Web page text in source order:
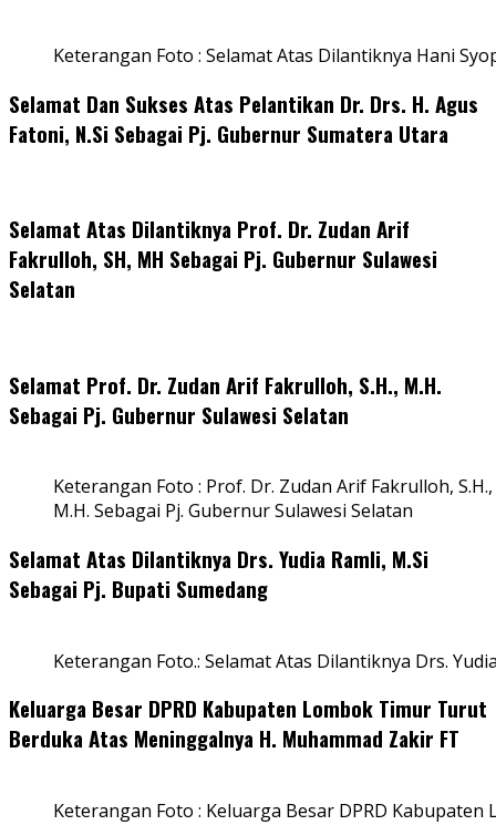
Keterangan Foto : Selamat Atas Dilantiknya Hani
Selamat Dan Sukses Atas Pelantikan Dr. Drs. H. Agus
Fatoni, N.Si Sebagai Pj. Gubernur Sumatera Utara
Selamat Atas Dilantiknya Prof. Dr. Zudan Arif
Fakrulloh, SH, MH Sebagai Pj. Gubernur Sulawesi
Selatan
Selamat Prof. Dr. Zudan Arif Fakrulloh, S.H., M.H.
Sebagai Pj. Gubernur Sulawesi Selatan
Keterangan Foto : Prof. Dr. Zudan Arif Fakrulloh, S.H.,
M.H. Sebagai Pj. Gubernur Sulawesi Selatan
Selamat Atas Dilantiknya Drs. Yudia Ramli, M.Si
Sebagai Pj. Bupati Sumedang
Keterangan Foto.: Selamat Atas Dilantiknya Drs.
Keluarga Besar DPRD Kabupaten Lombok Timur Turut
Berduka Atas Meninggalnya H. Muhammad Zakir FT
Keterangan Foto : Keluarga Besar DPRD